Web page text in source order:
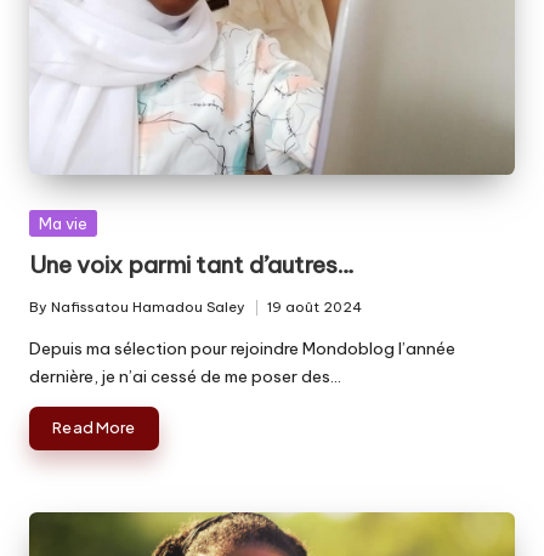
Posted
Ma vie
Une voix parmi tant d’autres…
Posted
by
By Nafissatou Hamadou Saley 19 août 2024
Depuis ma sélection pour rejoindre Mondoblog l’année
dernière, je n’ai cessé de me poser des…
Read More